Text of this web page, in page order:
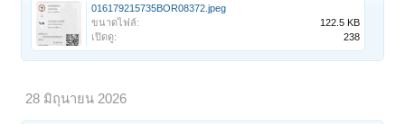
016179215735BOR08372.jpeg
ขนาดไฟล์:
122.5 KB
เปิดดู:
238
28 มิถุนายน 2026